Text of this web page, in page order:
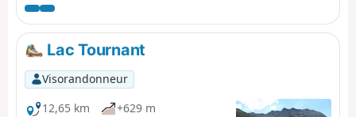
Chaîne des Aravis, le Mont Blanc et le Beaufortain.
Parfaite pour celui qui cherche un grand nombre
d'heures en montagne, avec un cumulé D+ et D-
intéressant.
Lac Tournant
Visorandonneur
12,65 km
+629 m